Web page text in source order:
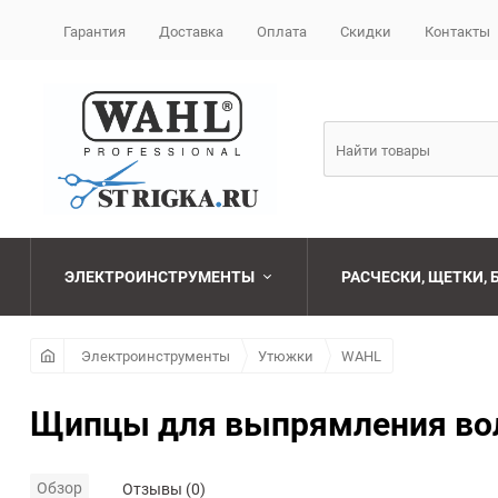
Гарантия Доставка Оплата Скидки Контакты
Машинки для стрижки
Фены
ЭЛЕКТРОИНСТРУМЕНТЫ
Наборы
Брашинги
РАСЧЕСКИ, ЩЕТКИ,
Бритвы и лезвия
Ножницы
FONEX
CEYLINN
Электроинструменты Утюжки WAHL
Щипцы для выпрямления
Обзор Отзывы (0)